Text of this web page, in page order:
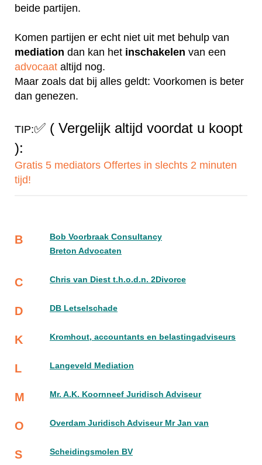
beide partijen.
Komen partijen er echt niet uit met behulp van
mediation dan kan het inschakelen van een
advocaat altijd nog.
Maar zoals dat bij alles geldt: Voorkomen is beter
dan genezen.
TIP:✅ ( Vergelijk altijd voordat u koopt
):
Gratis 5 mediators Offertes in slechts 2 minuten
tijd!
B
Bob Voorbraak Consultancy
Breton Advocaten
C Chris van Diest t.h.o.d.n. 2Divorce
D DB Letselschade
K Kromhout, accountants en belastingadviseurs
L Langeveld Mediation
M Mr. A.K. Koornneef Juridisch Adviseur
O Overdam Juridisch Adviseur Mr Jan van
S Scheidingsmolen BV